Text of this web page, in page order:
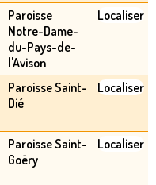
Paroisse
Notre-Dame-
du-Pays-de-
l'Avison
Localiser
Paroisse Saint-
Dié
Localiser
Paroisse Saint-
Goëry
Localiser